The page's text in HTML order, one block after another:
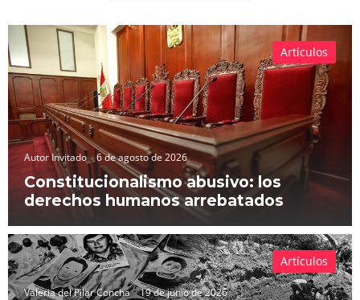
Autor Invitado 6 de agosto de 2026
Constitucionalismo abusivo: los
derechos humanos arrebatados
Artículos
Valeria del Pilar Concha 19 de junio de 2026
Artículos